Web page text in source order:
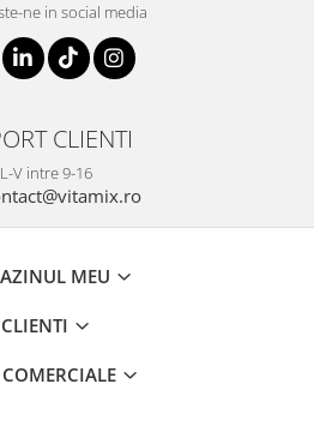
ne in social media
CLIENTI
L-V intre 9-16
MEU
CLIENTI